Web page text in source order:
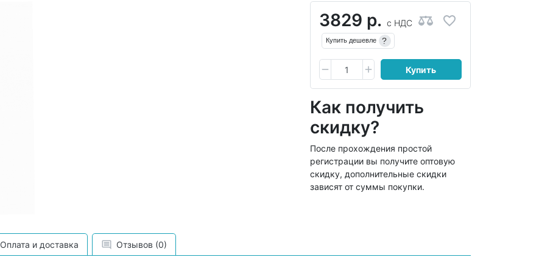
3829 р. с НДС
Купить дешевле ?
Купить
Как получить
скидку?
После прохождения простой
регистрации вы получите оптовую
скидку, дополнительные скидки
зависят от суммы покупки.
Оплата и доставка Отзывов (0)